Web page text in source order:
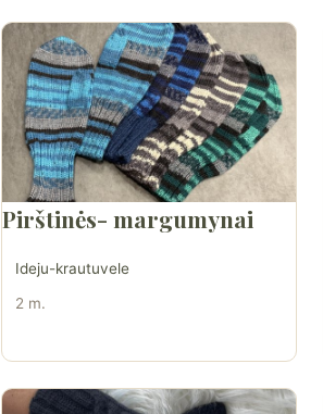
Pirštinės- margumynai
Ideju-krautuvele
2 m.